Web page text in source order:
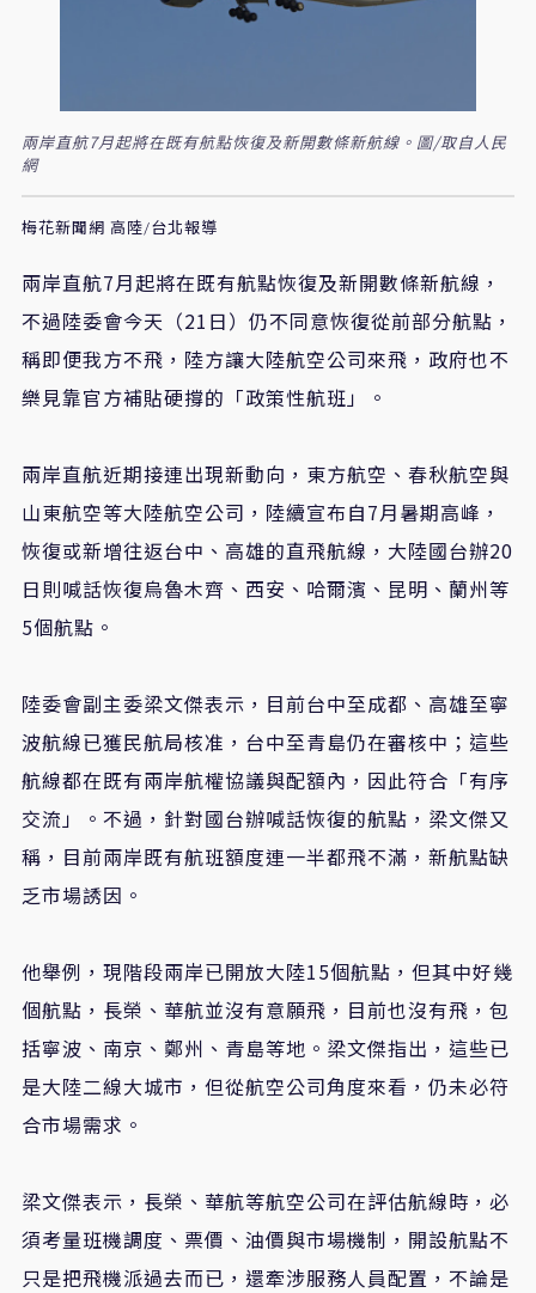
兩岸直航7月起將在既有航點恢復及新開數條新航線。圖/取自人民
網
梅花新聞網 高陸/台北報導
兩岸直航7月起將在既有航點恢復及新開數條新航線，
不過陸委會今天（21日）仍不同意恢復從前部分航點，
稱即便我方不飛，陸方讓大陸航空公司來飛，政府也不
樂見靠官方補貼硬撐的「政策性航班」。
兩岸直航近期接連出現新動向，東方航空、春秋航空與
山東航空等大陸航空公司，陸續宣布自7月暑期高峰，
恢復或新增往返台中、高雄的直飛航線，大陸國台辦20
日則喊話恢復烏魯木齊、西安、哈爾濱、昆明、蘭州等
5個航點。
陸委會副主委梁文傑表示，目前台中至成都、高雄至寧
波航線已獲民航局核准，台中至青島仍在審核中；這些
航線都在既有兩岸航權協議與配額內，因此符合「有序
交流」。不過，針對國台辦喊話恢復的航點，梁文傑又
稱，目前兩岸既有航班額度連一半都飛不滿，新航點缺
乏市場誘因。
他舉例，現階段兩岸已開放大陸15個航點，但其中好幾
個航點，長榮、華航並沒有意願飛，目前也沒有飛，包
括寧波、南京、鄭州、青島等地。梁文傑指出，這些已
是大陸二線大城市，但從航空公司角度來看，仍未必符
合市場需求。
梁文傑表示，長榮、華航等航空公司在評估航線時，必
須考量班機調度、票價、油價與市場機制，開設航點不
只是把飛機派過去而已，還牽涉服務人員配置，不論是